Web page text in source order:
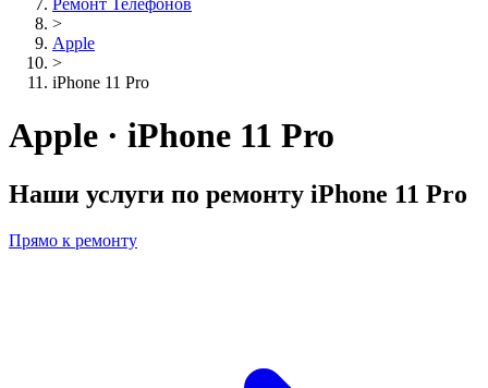
Ремонт Телефонов
>
Apple
>
iPhone 11 Pro
Apple · iPhone 11 Pro
Наши услуги по ремонту iPhone 11 Pro
Прямо к ремонту